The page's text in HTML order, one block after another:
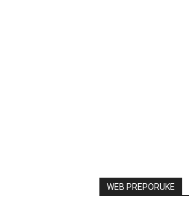
WEB PREPORUKE